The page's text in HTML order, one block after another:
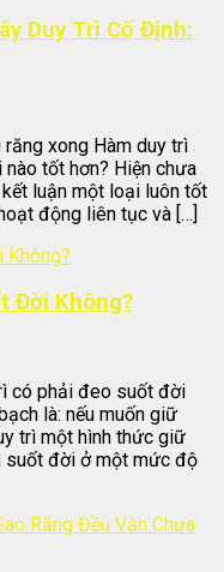
Duy Trì Cố Định:
xong Hàm duy trì
tốt hơn? Hiện chưa
luận một loại luôn tốt
động liên tục và […]
Đời Không?
có phải đeo suốt đời
là: nếu muốn giữ
trì một hình thức giữ
suốt đời ở một mức độ